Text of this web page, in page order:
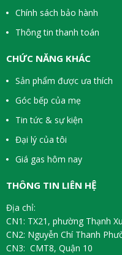
Chính sách bảo hành
Thông tin thanh toán
CHỨC NĂNG KHÁC
Sản phẩm được ưa thích
Góc bếp của mẹ
Tin tức & sự kiện
Đại lý của tôi
Giá gas hôm nay
THÔNG TIN LIÊN HỆ
Địa chỉ:
CN1: TX21, phường Thạnh
CN2: Nguyễn Chí Thanh
CN3: CMT8, Quận 10